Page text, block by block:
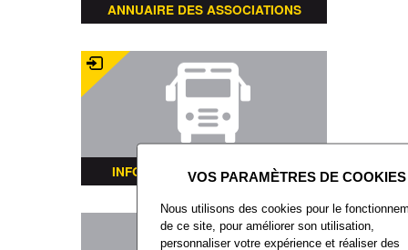
ANNUAIRE DES ASSOCIATIONS
INFORMATIONS TRANSPORTS
Nous utilisons des cookies pour le
de ce site, pour améliorer son utilisation,
personnaliser votre expérience et réaliser des